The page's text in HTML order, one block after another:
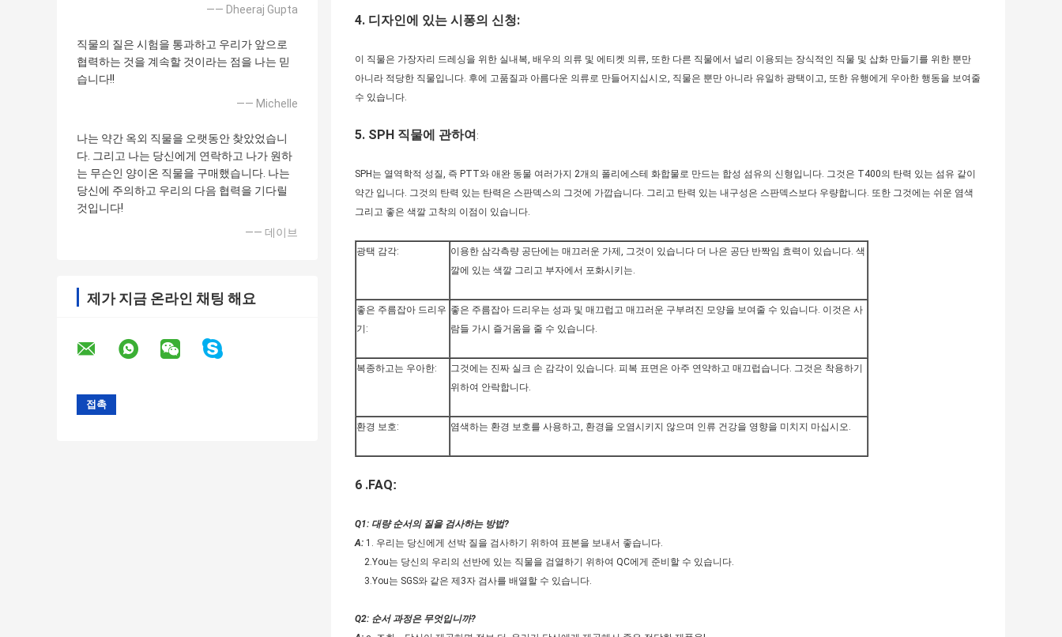
—— Dheeraj Gupta
직물의 질은 시험을 통과하고 우리가 앞으로
협력하는 것을 계속할 것이라는 점을 나는 믿
습니다!!
—— Michelle
나는 약간 옥외 직물을 오랫동안 찾았었습니
다. 그리고 나는 당신에게 연락하고 나가 원하
는 무슨인 양이온 직물을 구매했습니다. 나는
당신에 주의하고 우리의 다음 협력을 기다릴
것입니다!
—— 데이브
제가 지금 온라인 채팅 해요
4. 디자인에 있는 시퐁의 신청:
이 직물은 가장자리 드레싱을 위한 실내복, 배우의 의류 및 에티켓 의류, 또한 다른 직물에서 널리 이용되는 장식적인 직물 및 삽화 만들기를 위한 뿐만
아니라 적당한 직물입니다. 후에 고품질과 아름다운 의류로 만들어지십시오, 직물은 뿐만 아니라 유일하 광택이고, 또한 유행에게 우아한 행동을 보여줄
수 있습니다.
5. SPH 직물에 관하여 :
SPH는 열역학적 성질, 즉 PTT와 애완 동물 여러가지 2개의 폴리에스테 화합물로 만드는 합성 섬유의 신형입니다. 그것은 T400의 탄력 있는 섬유 같이
약간 입니다. 그것의 탄력 있는 탄력은 스판덱스의 그것에 가깝습니다. 그리고 탄력 있는 내구성은 스판덱스보다 우량합니다. 또한 그것에는 쉬운 염색
그리고 좋은 색깔 고착의 이점이 있습니다.
광택 감각:
이용한 삼각측량 공단에는 매끄러운 가제, 그것이 있습니다 더 나은 공단 반짝임 효력이 있습니다. 색
깔에 있는 색깔 그리고 부자에서 포화시키는.
좋은 주름잡아 드리우
기:
좋은 주름잡아 드리우는 성과 및 매끄럽고 매끄러운 구부려진 모양을 보여줄 수 있습니다. 이것은 사
람들 가시 즐거움을 줄 수 있습니다.
복종하고는 우아한:
그것에는 진짜 실크 손 감각이 있습니다. 피복 표면은 아주 연약하고 매끄럽습니다. 그것은 착용하기
위하여 안락합니다.
환경 보호: 염색하는 환경 보호를 사용하고, 환경을 오염시키지 않으며 인류 건강을 영향을 미치지 마십시오.
6 .FAQ:
Q1: 대량 순서의 질을 검사하는 방법?
A: 1. 우리는 당신에게 선박 질을 검사하기 위하여 표본을 보내서 좋습니다.
2.You는 당신의 우리의 선반에 있는 직물을 검열하기 위하여 QC에게 준비할 수 있습니다.
3.You는 SGS와 같은 제3자 검사를 배열할 수 있습니다.
Q2: 순서 과정은 무엇입니까?